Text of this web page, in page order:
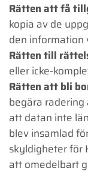
Rätten att få
kopia av de
den information
Rätten till
eller icke-
Rätten att bli
begära
att datan inte
blev insamlad
skyldigheter för
att omedelbart